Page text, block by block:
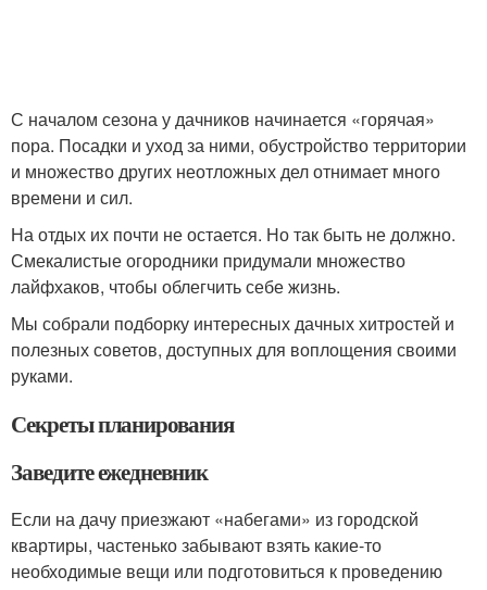
С началом сезона у дачников начинается «горячая»
пора. Посадки и уход за ними, обустройство территории
и множество других неотложных дел отнимает много
времени и сил.
На отдых их почти не остается. Но так быть не должно.
Смекалистые огородники придумали множество
лайфхаков, чтобы облегчить себе жизнь.
Мы собрали подборку интересных дачных хитростей и
полезных советов, доступных для воплощения своими
руками.
Секреты планирования
Заведите ежедневник
Если на дачу приезжают «набегами» из городской
квартиры, частенько забывают взять какие-то
необходимые вещи или подготовиться к проведению